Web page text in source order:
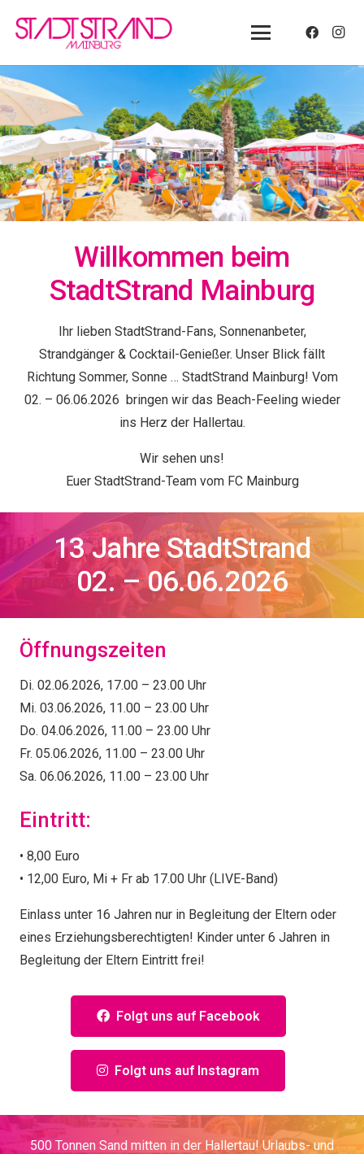
Willkommen beim
StadtStrand Mainburg
Ihr lieben StadtStrand-Fans, Sonnenanbeter,
Strandgänger & Cocktail-Genießer. Unser Blick fällt
Richtung Sommer, Sonne … StadtStrand Mainburg! Vom
02. – 06.06.2026 bringen wir das Beach-Feeling wieder
ins Herz der Hallertau.
Wir sehen uns!
Euer StadtStrand-Team vom FC Mainburg
13 Jahre StadtStrand
02. – 06.06.2026
Öffnungszeiten
Di. 02.06.2026, 17.00 – 23.00 Uhr
Mi. 03.06.2026, 11.00 – 23.00 Uhr
Do. 04.06.2026, 11.00 – 23.00 Uhr
Fr. 05.06.2026, 11.00 – 23.00 Uhr
Sa. 06.06.2026, 11.00 – 23.00 Uhr
Eintritt:
• 8,00 Euro
• 12,00 Euro, Mi + Fr ab 17.00 Uhr (LIVE-Band)
Einlass unter 16 Jahren nur in Begleitung der Eltern oder
eines Erziehungsberechtigten! Kinder unter 6 Jahren in
Begleitung der Eltern Eintritt frei!
Folgt uns auf Facebook
Folgt uns auf Instagram
500 Tonnen Sand mitten in der Hallertau! Urlaubs- und